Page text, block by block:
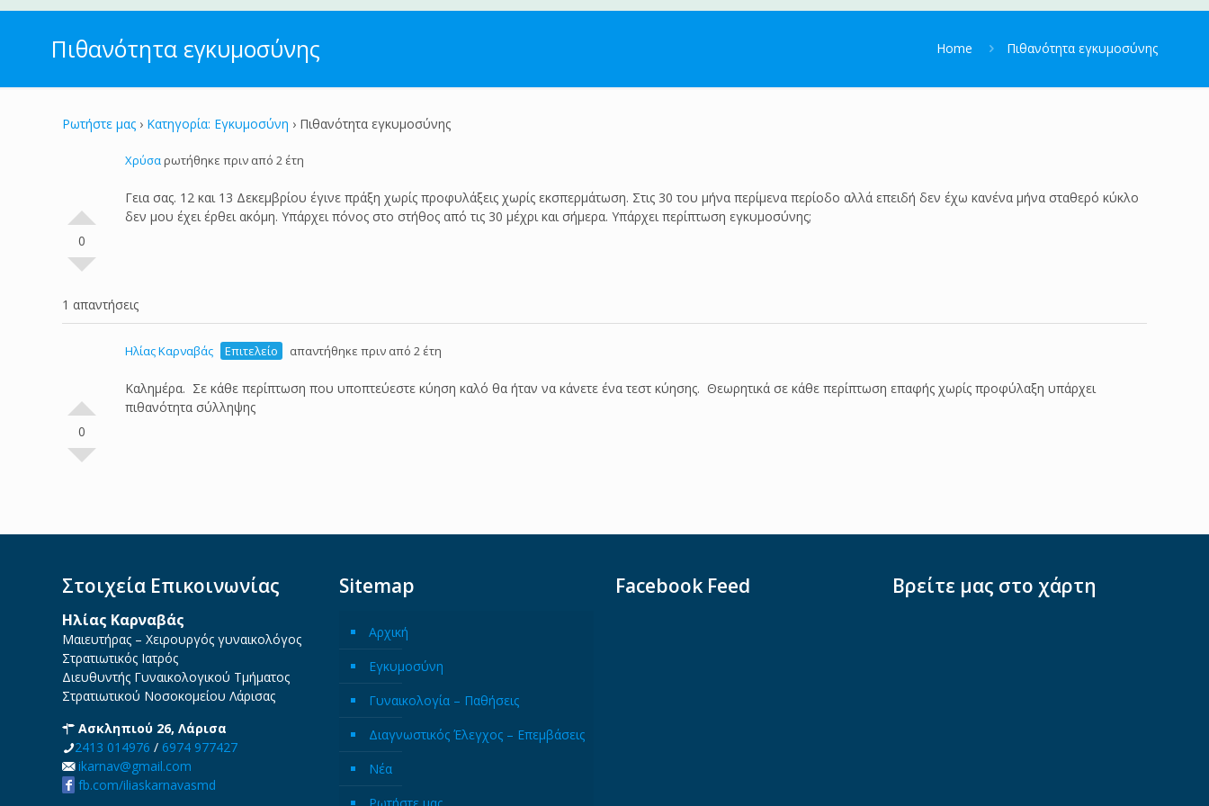
Πιθανότητα εγκυμοσύνης Home Πιθανότητα εγκυμοσύνης
Ρωτήστε μας › Κατηγορία: Εγκυμοσύνη › Πιθανότητα εγκυμοσύνης
0
Χρύσαρωτήθηκε πριν από 2 έτη
Γεια σας. 12 και 13 Δεκεμβρίου έγινε πράξη χωρίς προφυλάξεις χωρίς εκσπερμάτωση. Στις 30 του μήνα περίμενα περίοδο αλλά επειδή δεν έχω κανένα μήνα σταθερό κύκλο
δεν μου έχει έρθει ακόμη. Υπάρχει πόνος στο στήθος από τις 30 μέχρι και σήμερα. Υπάρχει περίπτωση εγκυμοσύνης;
1 απαντήσεις
0
Ηλίας Καρναβάς Επιτελείο απαντήθηκε πριν από 2 έτη
Καλημέρα. Σε κάθε περίπτωση που υποπτεύεστε κύηση καλό θα ήταν να κάνετε ένα τεστ κύησης. Θεωρητικά σε κάθε περίπτωση επαφής χωρίς προφύλαξη υπάρχει
πιθανότητα σύλληψης
Στοιχεία Επικοινωνίας
Ηλίας Καρναβάς
Μαιευτήρας – Χειρουργός γυναικολόγος
Στρατιωτικός Ιατρός
Διευθυντής Γυναικολογικού Τμήματος
Στρατιωτικού Νοσοκομείου Λάρισας
Ασκληπιού 26, Λάρισα
2413 014976 / 6974 977427
ikarnav@gmail.com
fb.com/iliaskarnavasmd
Sitemap
Αρχική
Εγκυμοσύνη
Γυναικολογία – Παθήσεις
Διαγνωστικός Έλεγχος – Επεμβάσεις
Νέα
Facebook Feed Βρείτε μας στο χάρτη